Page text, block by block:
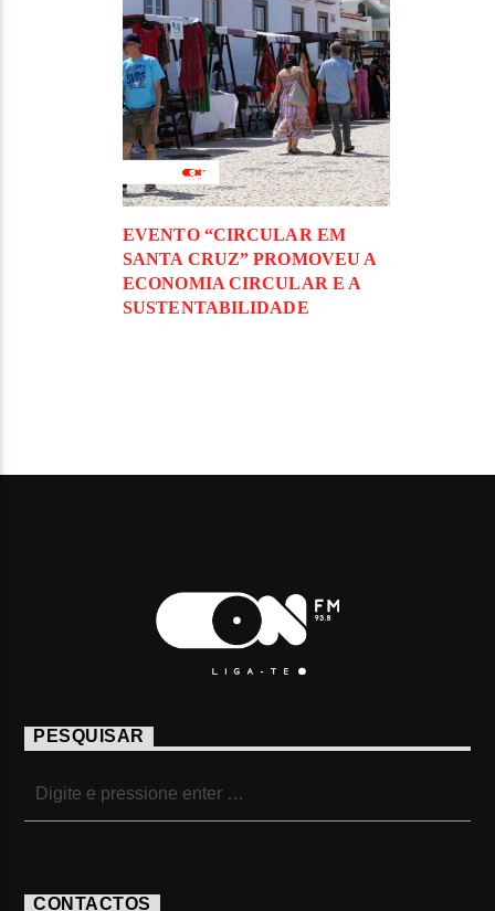
EVENTO “CIRCULAR EM
SANTA CRUZ” PROMOVEU A
ECONOMIA CIRCULAR E A
SUSTENTABILIDADE
PESQUISAR
CONTACTOS